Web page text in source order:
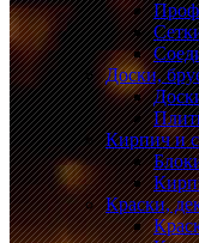
Доски,
Кирпич и
Краски,